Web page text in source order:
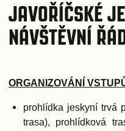
JAVOŘÍČSKÉ
NÁVŠTĚVNÍ
ORGANIZOVÁNÍ
prohlídka jeskyní trvá
trasa), prohlídková